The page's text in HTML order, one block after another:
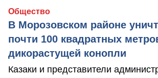
Общество
В Морозовском районе
почти 100 квадратных
дикорастущей конопли
Казаки и представители